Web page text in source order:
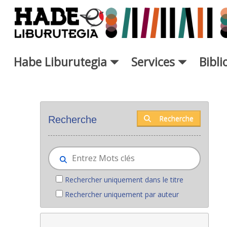
Saut au contenu principal
Habe Liburutegia Services
Recherche Recherche
Rechercher uniquement dans le titre
Rechercher uniquement par auteur